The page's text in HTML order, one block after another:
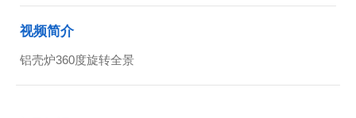
视频简介
铝壳炉360度旋转全景